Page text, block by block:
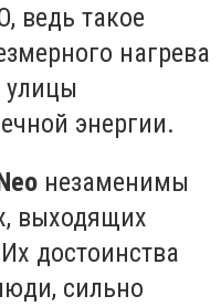
ведь такое
нагрева
энергии.
незаменимы
выходящих
достоинства
сильно